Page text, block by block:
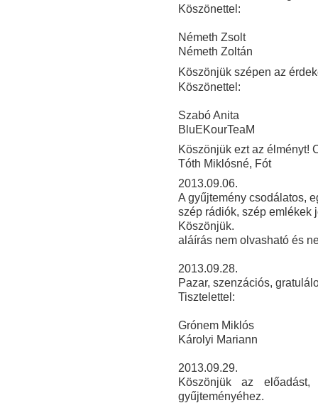
Köszönettel:
Németh Zsolt
Németh Zoltán
Köszönjük szépen az
Köszönettel:
Szabó Anita
BluEKourTeaM
Köszönjük ezt az élményt!
Tóth Miklósné, Fót
2013.09.06.
A gyűjtemény csodálatos,
szép rádiók, szép emlékek
Köszönjük.
aláírás nem olvasható és
2013.09.28.
Pazar, szenzációs,
Tisztelettel:
Grónem Miklós
Károlyi Mariann
2013.09.29.
Köszönjük az
gyűjteményéhez.